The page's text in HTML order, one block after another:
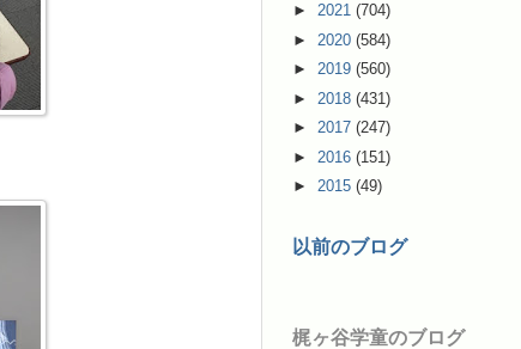
► 2021 (704)
► 2020 (584)
► 2019 (560)
► 2018 (431)
► 2017 (247)
► 2016 (151)
► 2015 (49)
以前のブログ
梶ヶ谷学童のブログ